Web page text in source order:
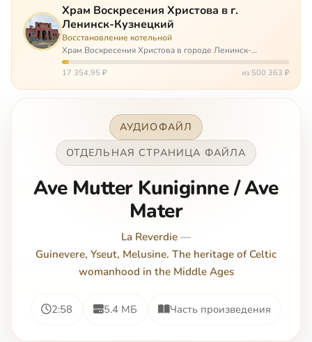
Храм Воскресения Христова в г.
Ленинск-Кузнецкий
Восстановление котельной
Храм Воскресения Христова в городе Ленинск-
Кузнецкий в Кемеровской области – совсем новый, он
открылся всего 20 назад. И сейчас храм может вообще
17 354,95 ₽ из 500 363 ₽
АУДИОФАЙЛ
ОТДЕЛЬНАЯ СТРАНИЦА ФАЙЛА
Ave Mutter Kuniginne / Ave
Mater
La Reverdie —
Guinevere, Yseut, Melusine. The heritage of Celtic
womanhood in the Middle Ages
2:58 5.4 МБ Часть произведения